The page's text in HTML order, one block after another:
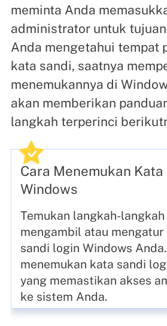
meminta Anda
administrator untuk
Anda mengetahui tempat
kata sandi, saatnya
menemukannya di
akan memberikan
langkah terperinci
Cara Menemukan
Windows
Temukan langkah-
mengambil atau
sandi login Windows
menemukan kata sandi
yang memastikan akses
ke sistem Anda.